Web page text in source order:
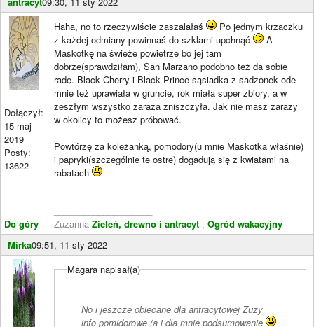
Dołączył:
15 maj
2019
Posty:
13622
Do góry
Haha, no to rzeczywiście zaszalałaś
Po jednym krzaczku
z każdej odmiany powinnaś do szklarni upchnąć
A
Maskotkę na świeże powietrze bo jej tam
dobrze(sprawdziłam), San Marzano podobno też da sobie
radę. Black Cherry i Black Prince sąsiadka z sadzonek ode
mnie też uprawiała w gruncie, rok miała super zbiory, a w
zeszłym wszystko zaraza zniszczyła. Jak nie masz zarazy
w okolicy to możesz próbować.
Powtórzę za koleżanką, pomodory(u mnie Maskotka właśnie)
i papryki(szczególnie te ostre) dogadują się z kwiatami na
rabatach
Zuzanna Zieleń, drewno i antracyt , Ogród wakacyjny
Mirka09:51, 11 sty 2022
Magara napisał(a)
No i jeszcze obiecane dla antracytowej Zuzy
info pomidorowe (a i dla mnie podsumowanie